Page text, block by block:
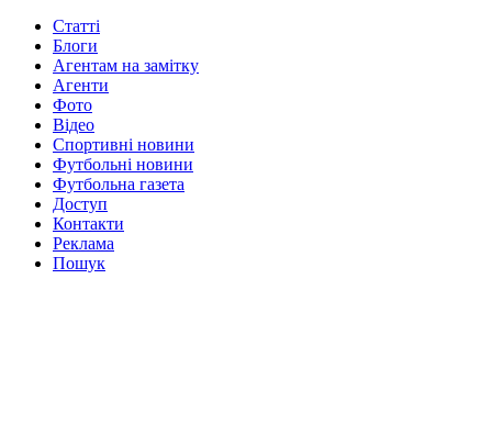
Статті
Блоги
Агентам на замітку
Агенти
Фото
Відео
Спортивні новини
Футбольні новини
Футбольна газета
Доступ
Контакти
Реклама
Пошук